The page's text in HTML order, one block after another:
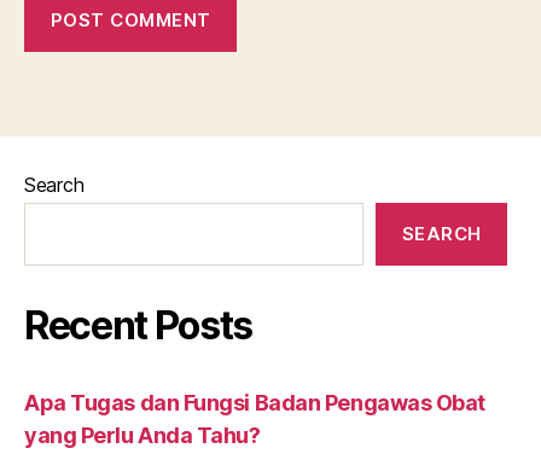
Search
SEARCH
Recent Posts
Apa Tugas dan Fungsi Badan Pengawas Obat
yang Perlu Anda Tahu?